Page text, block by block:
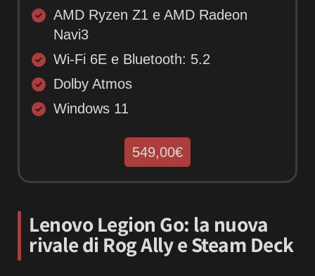
AMD Ryzen Z1 e AMD Radeon
Navi3
Wi-Fi 6E e Bluetooth: 5.2
Dolby Atmos
Windows 11
549,00€
Lenovo Legion Go: la nuova
rivale di Rog Ally e Steam Deck